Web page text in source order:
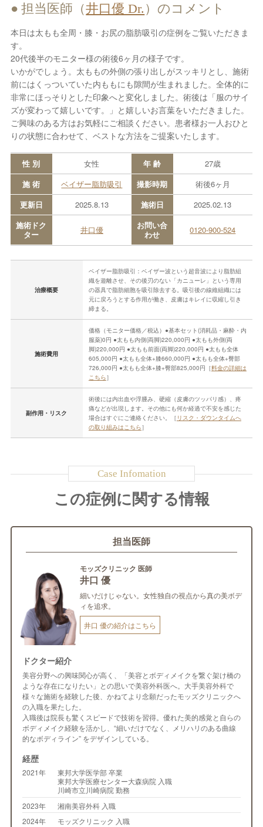
担当医師（井口優 Dr. ）のコメント
本日は太もも全周・膝・お尻の脂肪吸引の症例をご覧いただきま
す。
20代後半のモニター様の術後6ヶ月の様子です。
いかがでしょう。太ももの外側の張り出しがスッキリとし、施術
前にはくっついていた内ももにも隙間が生まれました。全体的に
非常にほっそりとした印象へと変化しました。術後は「服のサイ
ズが変わって嬉しいです。」と嬉しいお言葉をいただきました。
ご興味のある方はお気軽にご相談ください。患者様お一人おひと
りの状態に合わせて、ベストな方法をご提案いたします。
性 別 女性 年 齢
27歳
施 術
ベイザー脂肪吸引 撮影時期
術後6ヶ月
更新日
2025.8.13 施術日
2025.02.13
施術ドク
ター
井口優
お問い合
わせ
0120-900-524
治療概要
ベイザー脂肪吸引：ベイザー波という超音波により脂肪組
織を遊離させ、その後刃のない「カニューレ」という専用
の器具で脂肪細胞を吸引除去する。吸引後の線維組織には
元に戻ろうとする作用が働き、皮膚はキレイに収縮し引き
締まる。
施術費用
価格（モニター価格／税込）●基本セット(消耗品・麻酔・内
服薬)0円 ●太もも内側(両脚)220,000円 ●太もも外側(両
脚)220,000円 ●太もも前面(両脚)220,000円 ●太もも全体
605,000円 ●太もも全体+膝660,000円 ●太もも全体+臀部
726,000円 ●太もも全体+膝+臀部825,000円［料金の詳細は
こちら］
副作用・リスク
術後には内出血や浮腫み、硬縮（皮膚のツッパリ感）、疼
痛などが出現します。その他にも何か経過で不安を感じた
場合はすぐにご連絡ください。［ リスク・ダウンタイムへ
の取り組みはこちら］
この症例に関する情報
担当医師
モッズクリニック 医師
井口 優
細いだけじゃない。女性独自の視点から真の美ボデ
ィを追求。
井口 優の紹介はこちら
ドクター紹介
美容分野への興味関心が高く、「美容とボディメイクを繋ぐ架け橋の
ような存在になりたい」との思いで美容外科医へ。大手美容外科で
様々な施術を経験した後、かねてより念願だったモッズクリニックへ
の入職を果たした。
入職後は院長も驚くスピードで技術を習得。優れた美的感覚と自らの
ボディメイク経験を活かし、“細いだけでなく、メリハリのある曲線
的なボディライン” をデザインしている。
経歴
2021年
東邦大学医学部 卒業
東邦大学医療センター大森病院 入職
川崎市立川崎病院 勤務
2023年
湘南美容外科 入職
2024年
モッズクリニック 入職